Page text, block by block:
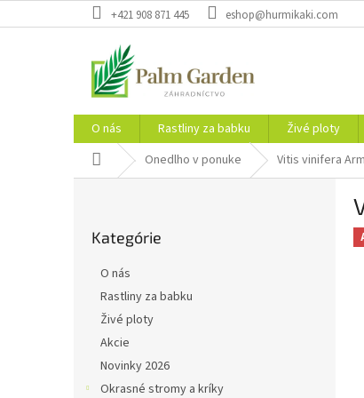
na
+421 908 871 445 eshop@hurmikaki.com
O nás Rastliny za babku Živé ploty
Domov Onedlho v ponuke Vitis vinifera
kategórie
Kategórie
O nás
Rastliny za babku
Živé ploty
Akcie
Novinky 2026
Okrasné stromy a kríky